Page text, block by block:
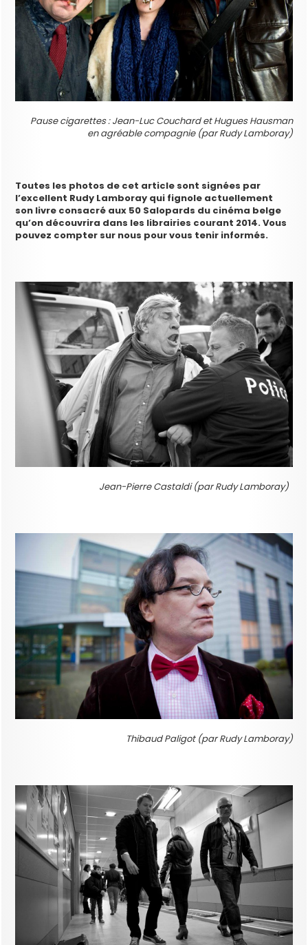
Pause cigarettes : Jean-Luc Couchard et Hugues Hausman
en agréable compagnie (par Rudy Lamboray)
Toutes les photos de cet article sont signées par
l’excellent Rudy Lamboray qui fignole actuellement
son livre consacré aux 50 Salopards du cinéma belge
qu’on découvrira dans les librairies courant 2014. Vous
pouvez compter sur nous pour vous tenir informés.
Jean-Pierre Castaldi (par Rudy Lamboray)
Thibaud Paligot (par Rudy Lamboray)